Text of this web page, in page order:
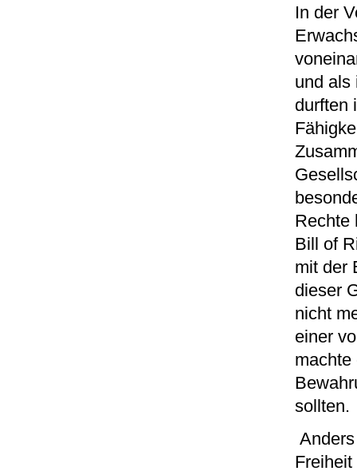
In der
und als
durften
Rechte
Bill of
mit der
dieser
nicht
einer
machte
sollten.